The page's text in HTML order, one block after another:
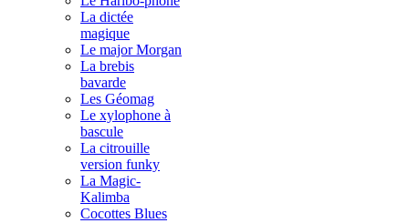
La dictée
magique
Le major Morgan
La brebis
bavarde
Les Géomag
Le xylophone à
bascule
La citrouille
version funky
La Magic-
Kalimba
Cocottes Blues